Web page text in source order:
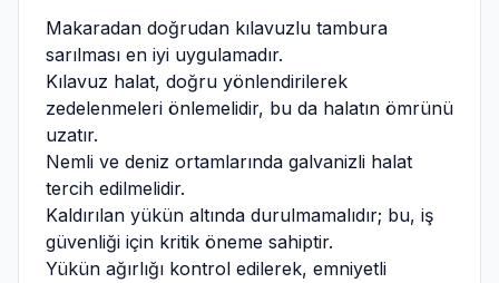
Makaradan doğrudan kılavuzlu tambura
sarılması en iyi uygulamadır.
Kılavuz halat, doğru yönlendirilerek
zedelenmeleri önlemelidir, bu da halatın ömrünü
uzatır.
Nemli ve deniz ortamlarında galvanizli halat
tercih edilmelidir.
Kaldırılan yükün altında durulmamalıdır; bu, iş
güvenliği için kritik öneme sahiptir.
Yükün ağırlığı kontrol edilerek, emniyetli